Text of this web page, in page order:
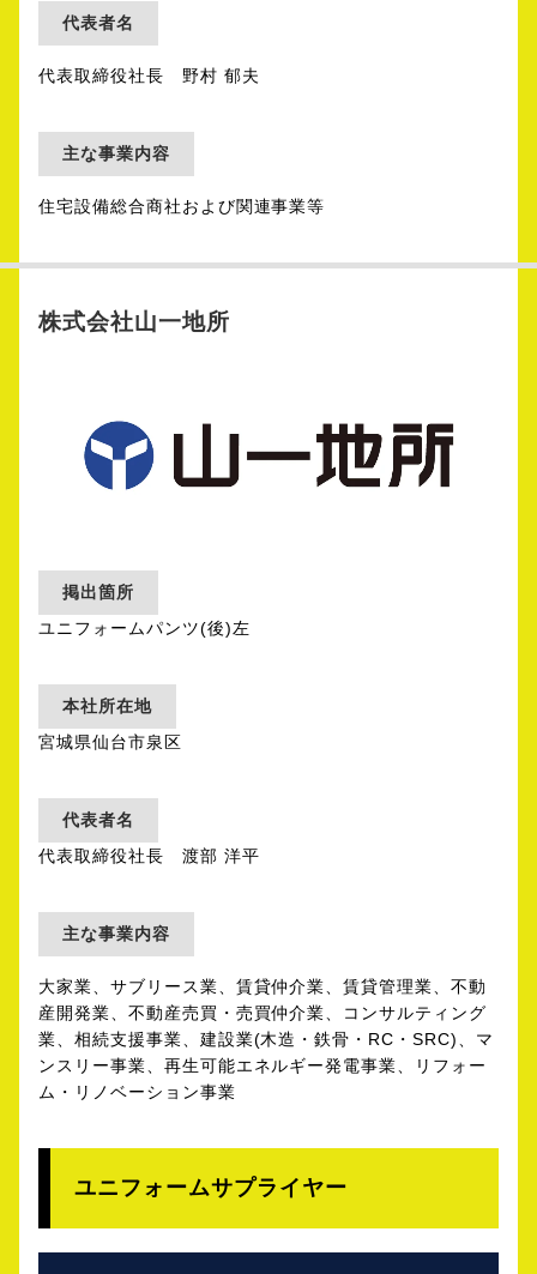
代表者名
代表取締役社長 野村 郁夫
主な事業内容
住宅設備総合商社および関連事業等
株式会社山一地所
掲出箇所
ユニフォームパンツ(後)左
本社所在地
宮城県仙台市泉区
代表者名
代表取締役社長 渡部 洋平
主な事業内容
大家業、サブリース業、賃貸仲介業、賃貸管理業、不動
産開発業、不動産売買・売買仲介業、コンサルティング
業、相続支援事業、建設業(木造・鉄骨・RC・SRC)、マ
ンスリー事業、再生可能エネルギー発電事業、リフォー
ム・リノベーション事業
ユニフォームサプライヤー